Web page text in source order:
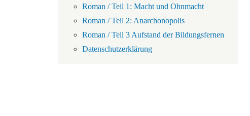
Roman / Teil 1: Macht und Ohnmacht
Roman / Teil 2: Anarchonopolis
Roman / Teil 3 Aufstand der Bildungsfernen
Datenschutzerklärung